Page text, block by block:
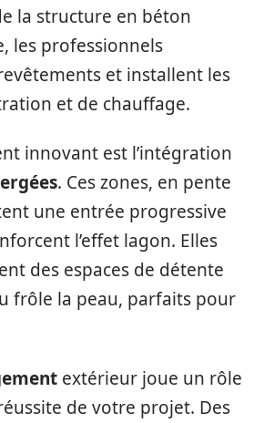
la structure en béton
les professionnels
et installent les
et de chauffage.
innovant est l’intégration
. Ces zones, en pente
une entrée progressive
l’effet lagon. Elles
des espaces de détente
frôle la peau, parfaits pour
extérieur joue un rôle
de votre projet. Des